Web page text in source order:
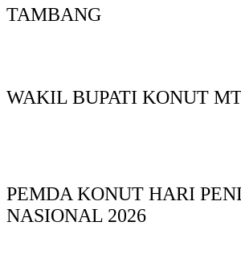
TAMBANG
WAKIL BUPATI KONUT
PEMDA KONUT HARI
NASIONAL 2026